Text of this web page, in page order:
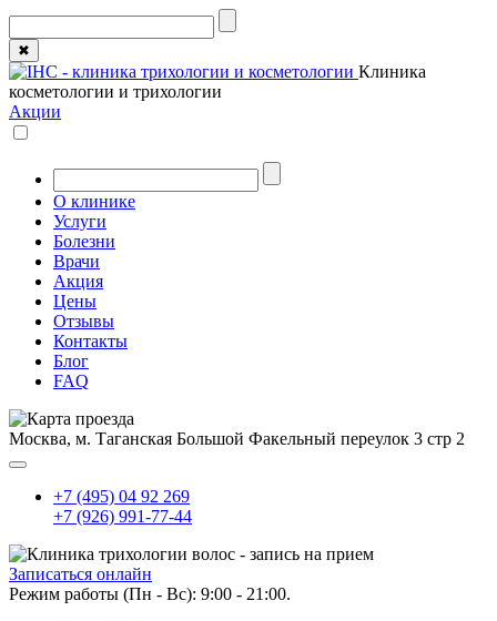
✖
Клиника
косметологии и трихологии
Акции
О клинике
Услуги
Болезни
Врачи
Акция
Цены
Отзывы
Контакты
Блог
FAQ
Москва, м. Таганская Большой Факельный переулок 3 стр 2
+7 (495) 04 92 269
+7 (926) 991-77-44
Записаться онлайн
Режим работы (Пн - Вс): 9:00 - 21:00.